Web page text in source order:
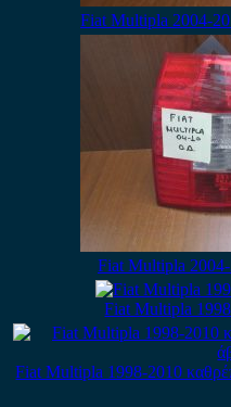
Fiat Multipla 2004-
Fiat Multipla 2004-
Fiat Multipla
Fiat Multipla 1998-2010